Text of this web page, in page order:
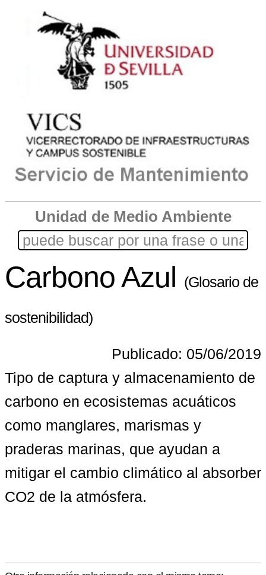
Unidad de Medio Ambiente
Carbono Azul (Glosario de
sostenibilidad)
Publicado: 05/06/2019
Tipo de captura y almacenamiento de
carbono en ecosistemas acuáticos
como manglares, marismas y
praderas marinas, que ayudan a
mitigar el cambio climático al absorber
CO2 de la atmósfera.